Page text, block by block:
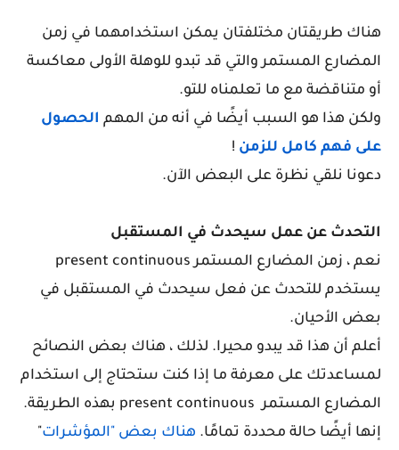
هناك طريقتان مختلفتان يمكن استخدامهما في زمن
المضارع المستمر والتي قد تبدو للوهلة الأولى معاكسة
أو متناقضة مع ما تعلمناه للتو.
ولكن هذا هو السبب أيضًا في أنه من المهم الحصول
على فهم كامل للزمن !
دعونا نلقي نظرة على البعض الآن.
التحدث عن عمل سيحدث في المستقبل
نعم ، زمن المضارع المستمر present continuous
يستخدم للتحدث عن فعل سيحدث في المستقبل في
بعض الأحيان.
أعلم أن هذا قد يبدو محيرا. لذلك ، هناك بعض النصائح
لمساعدتك على معرفة ما إذا كنت ستحتاج إلى استخدام
المضارع المستمر present continuous بهذه الطريقة.
إنها أيضًا حالة محددة تمامًا. هناك بعض "المؤشرات"